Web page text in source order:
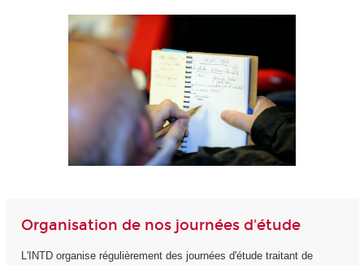
Organisation de nos journées d'étude
L'INTD organise régulièrement des journées d'étude traitant de